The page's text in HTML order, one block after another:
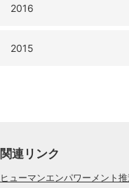
2016
2015
関連リンク
ヒューマンエンパワーメント